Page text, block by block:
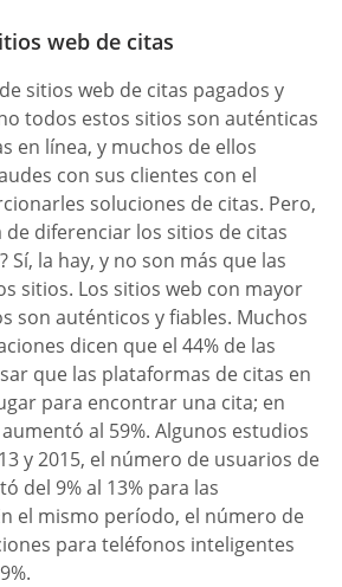
web de citas
sitios web de citas pagados y
todos estos sitios son auténticas
en línea, y muchos de ellos
con sus clientes con el
soluciones de citas. Pero,
de diferenciar los sitios de citas
Sí, la hay, y no son más que las
sitios. Los sitios web con mayor
son auténticos y fiables. Muchos
dicen que el 44% de las
que las plataformas de citas en
para encontrar una cita; en
al 59%. Algunos estudios
y 2015, el número de usuarios de
del 9% al 13% para las
el mismo período, el número de
para teléfonos inteligentes